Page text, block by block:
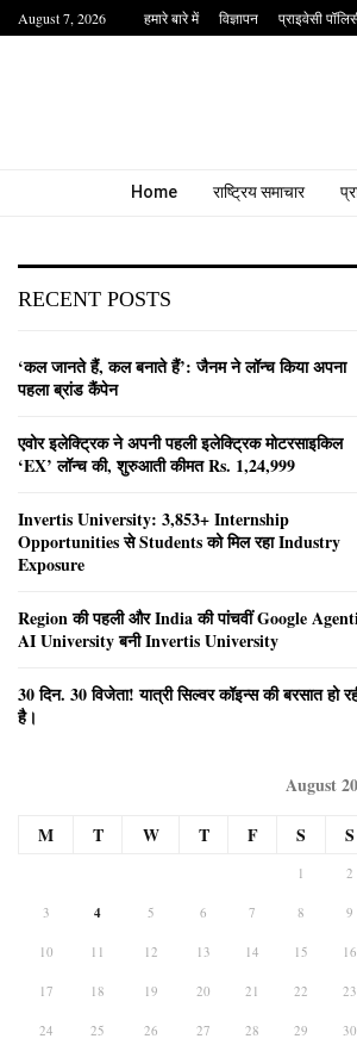
August 7, 2026 हमारे बारे में विज्ञापन प्राइवेसी
Home राष्ट्रिय समाचार
RECENT POSTS
‘कल जानते हैं, कल बनाते हैं’: जैनम ने लॉन्च किया अपना
पहला ब्रांड कैंपेन
एवोर इलेक्ट्रिक ने अपनी पहली इलेक्ट्रिक मोटरसाइकिल
‘EX’ लॉन्च की, शुरुआती कीमत Rs. 1,24,999
Invertis University: 3,853+ Internship
Opportunities से Students को मिल रहा Industry
Exposure
Region की पहली और India की पांचवीं Google
AI University बनी Invertis University
30 दिन. 30 विजेता! यात्री सिल्वर कॉइन्स की बरसात हो
है।
August
M
T W T F S S
1 2
3 4 5 6 7 8 9
10 11 12 13 14 15 16
17 18 19 20 21 22 23
24 25 26 27 28 29 30